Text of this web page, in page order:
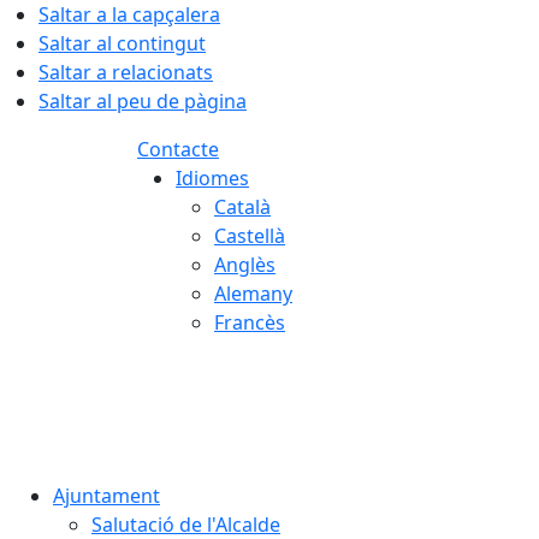
Saltar a la capçalera
Saltar al contingut
Saltar a relacionats
Saltar al peu de pàgina
Contacte
Idiomes
Català
Castellà
Anglès
Alemany
Francès
Ajuntament
Salutació de l'Alcalde